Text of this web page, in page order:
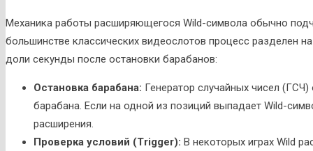
Механика работы расширяющегося Wild-символа обычно
большинстве классических видеослотов процесс разделен
доли секунды после остановки барабанов:
Остановка барабана: Генератор случайных чисел
барабана. Если на одной из позиций выпадает Wild-
расширения.
Проверка условий (Trigger): В некоторых играх Wild